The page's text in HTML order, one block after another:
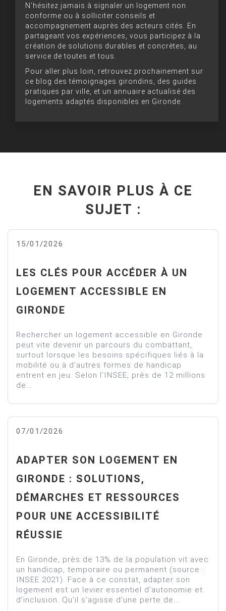
N’hésitez jamais à signaler un logement non
conforme ou à solliciter conseils et
accompagnement auprès des acteurs cités. En
partageant vos expériences, vous participez à la
création de solutions durables et concrètes, au
service de toutes et tous.
Pour aller plus loin, retrouvez prochainement sur
ce blog des témoignages girondins, des guides
pratiques par ville, et un annuaire actualisé des
logements adaptés disponibles en Gironde.
EN SAVOIR PLUS À CE
SUJET :
15/01/2026
LES CLÉS POUR ACCÉDER À UN
LOGEMENT ACCESSIBLE EN
GIRONDE
Rechercher un logement accessible en Gironde
peut vite devenir un parcours du combattant,
surtout lorsque les besoins spécifiques liés à la
mobilité ou à d’autres formes de handicap
entrent en jeu. Selon l’INSEE, près de 12 millions
de...
07/01/2026
ADAPTER SON LOGEMENT EN
GIRONDE : SOLUTIONS,
DÉMARCHES ET RESSOURCES
POUR UNE ACCESSIBILITÉ
RÉUSSIE
En Gironde, près de 13% de la population vit avec
un handicap, temporaire ou permanent (source :
INSEE 2021). Face à ce constat, adapter son
logement est un levier essentiel d’autonomie et
d’inclusion. Qu’il s’agisse d’une perte de...